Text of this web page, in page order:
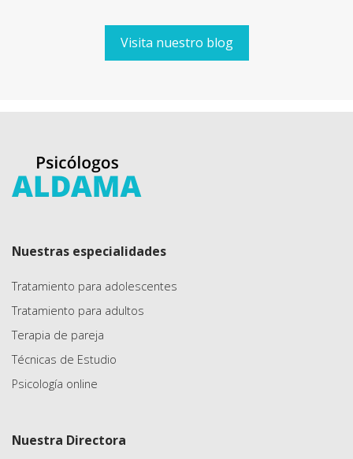
Visita nuestro blog
Nuestras especialidades
Tratamiento para adolescentes
Tratamiento para adultos
Terapia de pareja
Técnicas de Estudio
Psicología online
Nuestra Directora